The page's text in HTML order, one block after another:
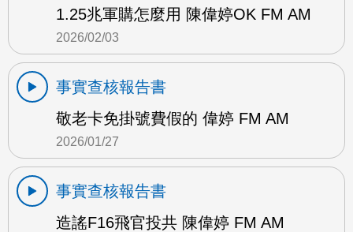
1.25兆軍購怎麼用 陳偉婷OK FM AM
2026/02/03
事實查核報告書
敬老卡免掛號費假的 偉婷 FM AM
2026/01/27
事實查核報告書
造謠F16飛官投共 陳偉婷 FM AM